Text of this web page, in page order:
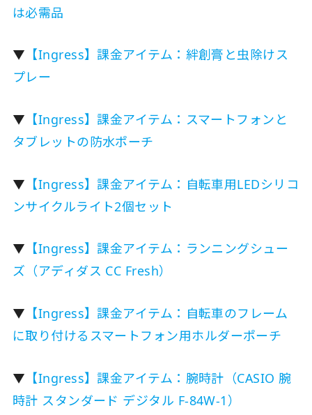
は必需品
▼ 【Ingress】課金アイテム：絆創膏と虫除けス
プレー
▼ 【Ingress】課金アイテム：スマートフォンと
タブレットの防水ポーチ
▼ 【Ingress】課金アイテム：自転車用LEDシリコ
ンサイクルライト2個セット
▼ 【Ingress】課金アイテム：ランニングシュー
ズ（アディダス CC Fresh）
▼ 【Ingress】課金アイテム：自転車のフレーム
に取り付けるスマートフォン用ホルダーポーチ
▼ 【Ingress】課金アイテム：腕時計（CASIO 腕
時計 スタンダード デジタル F-84W-1）